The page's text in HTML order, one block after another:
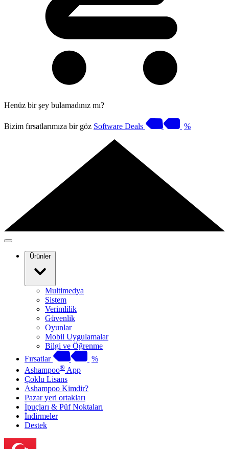
Henüz bir şey bulamadınız mı?
Bizim fırsatlarımıza bir göz Software Deals %
Ürünler
Multimedya
Sistem
Verimlilik
Güvenlik
Oyunlar
Mobil Uygulamalar
Bilgi ve Öğrenme
Fırsatlar
%
Ashampoo® App
Çoklu Lisans
Ashampoo Kimdir?
Pazar yeri ortakları
İpuçları & Püf Noktaları
İndirmeler
Destek